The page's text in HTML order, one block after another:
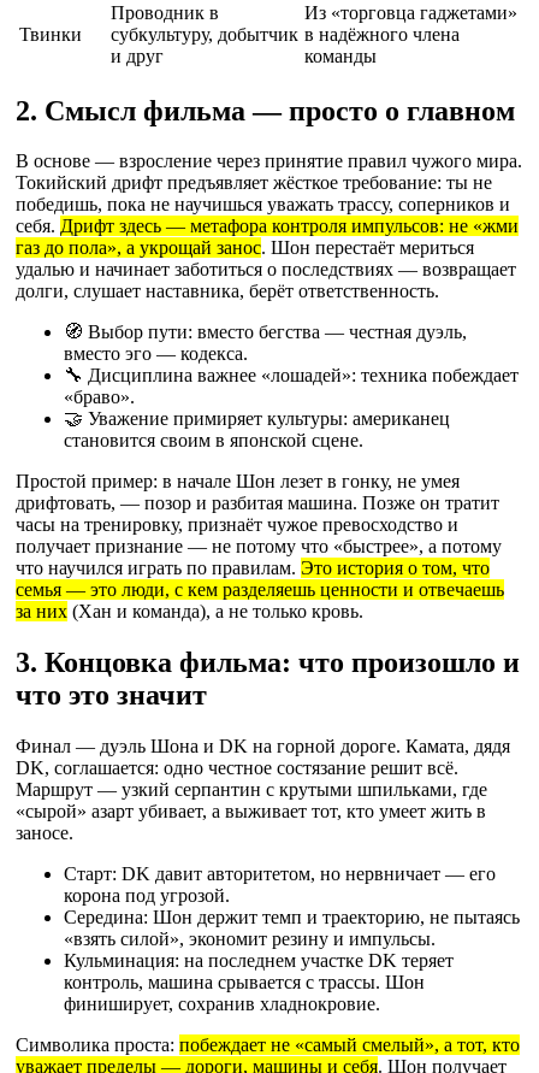
Твинки
Проводник в
субкультуру, добытчик
и друг
Из «торговца гаджетами»
в надёжного члена
команды
2. Смысл фильма — просто о главном
В основе — взросление через принятие правил чужого мира.
Токийский дрифт предъявляет жёсткое требование: ты не
победишь, пока не научишься уважать трассу, соперников и
себя. Дрифт здесь — метафора контроля импульсов: не «жми
газ до пола», а укрощай занос. Шон перестаёт мериться
удалью и начинает заботиться о последствиях — возвращает
долги, слушает наставника, берёт ответственность.
🧭 Выбор пути: вместо бегства — честная дуэль,
вместо эго — кодекса.
🔧 Дисциплина важнее «лошадей»: техника побеждает
«браво».
🤝 Уважение примиряет культуры: американец
становится своим в японской сцене.
Простой пример: в начале Шон лезет в гонку, не умея
дрифтовать, — позор и разбитая машина. Позже он тратит
часы на тренировку, признаёт чужое превосходство и
получает признание — не потому что «быстрее», а потому
что научился играть по правилам. Это история о том, что
семья — это люди, с кем разделяешь ценности и отвечаешь
за них (Хан и команда), а не только кровь.
3. Концовка фильма: что произошло и
что это значит
Финал — дуэль Шона и DK на горной дороге. Камата, дядя
DK, соглашается: одно честное состязание решит всё.
Маршрут — узкий серпантин с крутыми шпильками, где
«сырой» азарт убивает, а выживает тот, кто умеет жить в
заносе.
Старт: DK давит авторитетом, но нервничает — его
корона под угрозой.
Середина: Шон держит темп и траекторию, не пытаясь
«взять силой», экономит резину и импульсы.
Кульминация: на последнем участке DK теряет
контроль, машина срывается с трассы. Шон
финиширует, сохранив хладнокровие.
Символика проста: побеждает не «самый смелый», а тот, кто
уважает пределы — дороги, машины и себя. Шон получает